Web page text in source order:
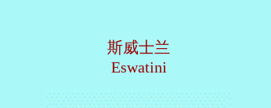
斯威士兰
Eswatini